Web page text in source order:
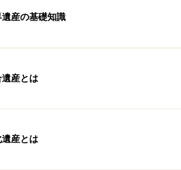
産の基礎知識
産とは
産とは